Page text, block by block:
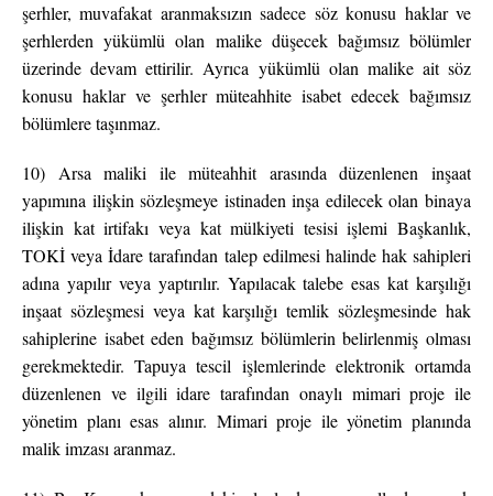
şerhler, muvafakat aranmaksızın sadece söz konusu haklar ve
şerhlerden yükümlü olan malike düşecek bağımsız bölümler
üzerinde devam ettirilir. Ayrıca yükümlü olan malike ait söz
konusu haklar ve şerhler müteahhite isabet edecek bağımsız
bölümlere taşınmaz.
10) Arsa maliki ile müteahhit arasında düzenlenen inşaat
yapımına ilişkin sözleşmeye istinaden inşa edilecek olan binaya
ilişkin kat irtifakı veya kat mülkiyeti tesisi işlemi Başkanlık,
TOKİ veya İdare tarafından talep edilmesi halinde hak sahipleri
adına yapılır veya yaptırılır. Yapılacak talebe esas kat karşılığı
inşaat sözleşmesi veya kat karşılığı temlik sözleşmesinde hak
sahiplerine isabet eden bağımsız bölümlerin belirlenmiş olması
gerekmektedir. Tapuya tescil işlemlerinde elektronik ortamda
düzenlenen ve ilgili idare tarafından onaylı mimari proje ile
yönetim planı esas alınır. Mimari proje ile yönetim planında
malik imzası aranmaz.